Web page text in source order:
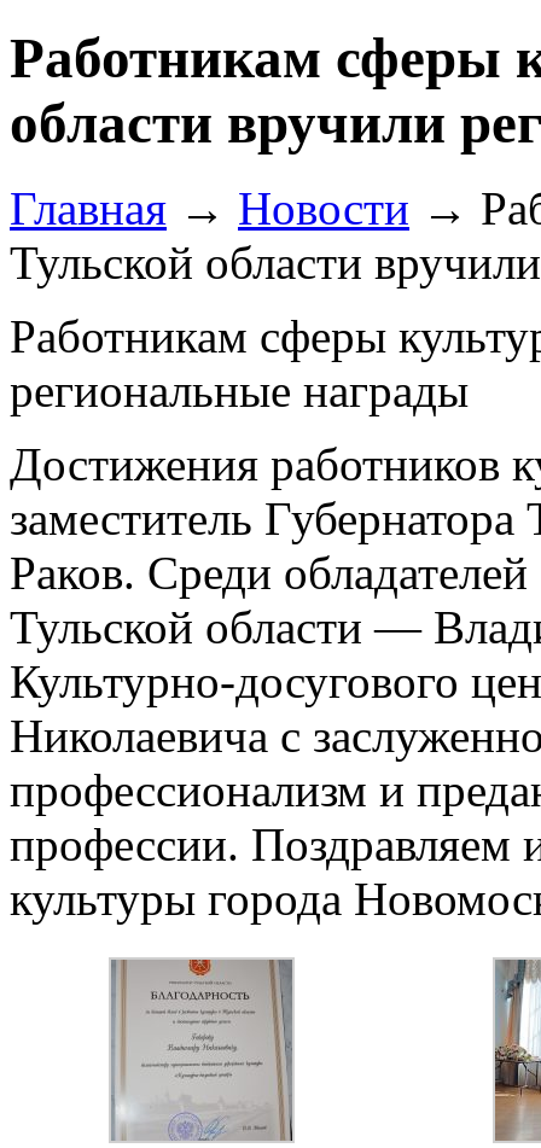
Работникам сферы
области вручили
Главная → Новости →
Тульской области
Работникам сферы
региональные награды
Достижения работников
заместитель
Раков. Среди
Тульской области —
Культурно-досугового
Николаевича с
профессионализм и
профессии. Поздравляем
культуры города